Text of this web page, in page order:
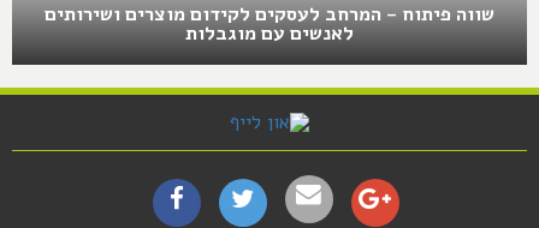
שווה פיתוח – המרחב לעסקים לקידום מוצרים ושירותים
לאנשים עם מוגבלות